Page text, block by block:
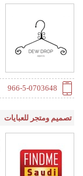
966-5-0703648
تصميم ومتجر للعبايات